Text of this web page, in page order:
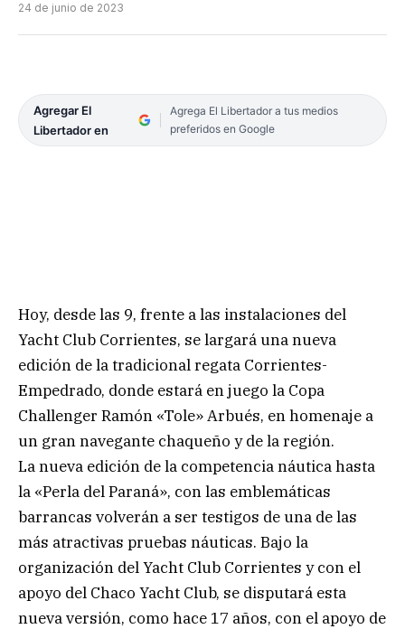
24 de junio de 2023
Agregar El
Libertador en
Agrega El Libertador a tus medios
preferidos en Google
Hoy, desde las 9, frente a las instalaciones del
Yacht Club Corrientes, se largará una nueva
edición de la tradicional regata Corrientes-
Empedrado, donde estará en juego la Copa
Challenger Ramón «Tole» Arbués, en homenaje a
un gran navegante chaqueño y de la región.
La nueva edición de la competencia náutica hasta
la «Perla del Paraná», con las emblemáticas
barrancas volverán a ser testigos de una de las
más atractivas pruebas náuticas. Bajo la
organización del Yacht Club Corrientes y con el
apoyo del Chaco Yacht Club, se disputará esta
nueva versión, como hace 17 años, con el apoyo de